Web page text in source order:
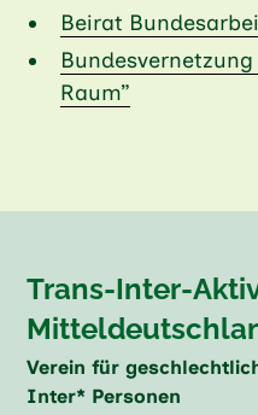
Beirat
Raum”
Trans-Inter-
Verein für
Inter* Personen